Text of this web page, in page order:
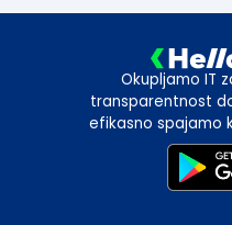
Okupljamo IT
transparentnost
efikasno spajamo